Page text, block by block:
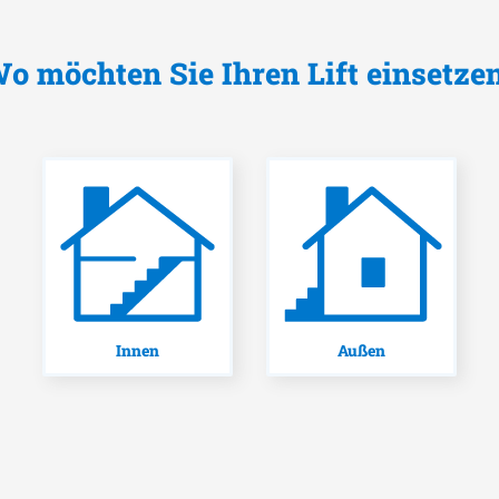
möchten Sie Ihren Lift
Innen Außen